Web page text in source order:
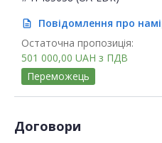
description
Повідомлення про
Остаточна пропозиція:
501 000,00 UAH з ПДВ
Переможець
Договори